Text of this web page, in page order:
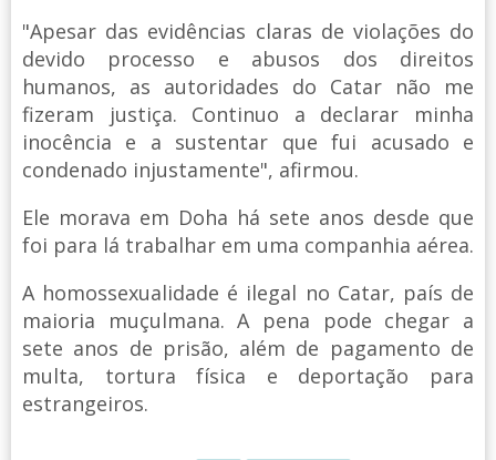
"Apesar das evidências claras de violações do
devido processo e abusos dos direitos
humanos, as autoridades do Catar não me
fizeram justiça. Continuo a declarar minha
inocência e a sustentar que fui acusado e
condenado injustamente", afirmou.
Ele morava em Doha há sete anos desde que
foi para lá trabalhar em uma companhia aérea.
A homossexualidade é ilegal no Catar, país de
maioria muçulmana. A pena pode chegar a
sete anos de prisão, além de pagamento de
multa, tortura física e deportação para
estrangeiros.